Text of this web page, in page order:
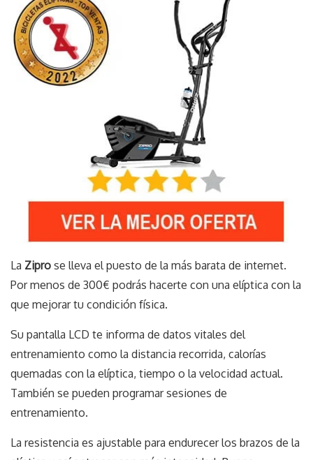
La Zipro se lleva el puesto de la más barata de internet.
Por menos de 300€ podrás hacerte con una elíptica con la
que mejorar tu condición física.
Su pantalla LCD te informa de datos vitales del
entrenamiento como la distancia recorrida, calorías
quemadas con la elíptica, tiempo o la velocidad actual.
También se pueden programar sesiones de
entrenamiento.
La resistencia es ajustable para endurecer los brazos de la